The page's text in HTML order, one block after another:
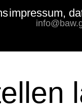
impressum,